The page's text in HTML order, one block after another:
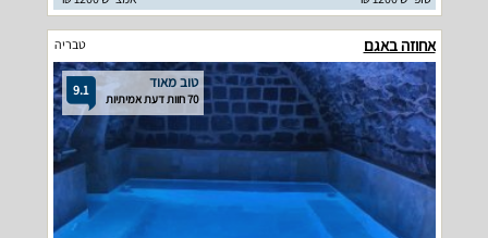
אחוזה באגם טבריה
9.1 טוב מאוד
70 חוות דעת אמיתיות